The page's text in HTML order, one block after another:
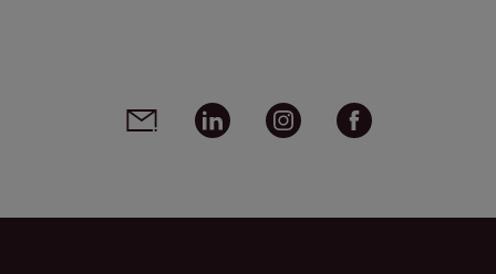
Social Media Links - Artikel teilen
Email Linkedin Instagram